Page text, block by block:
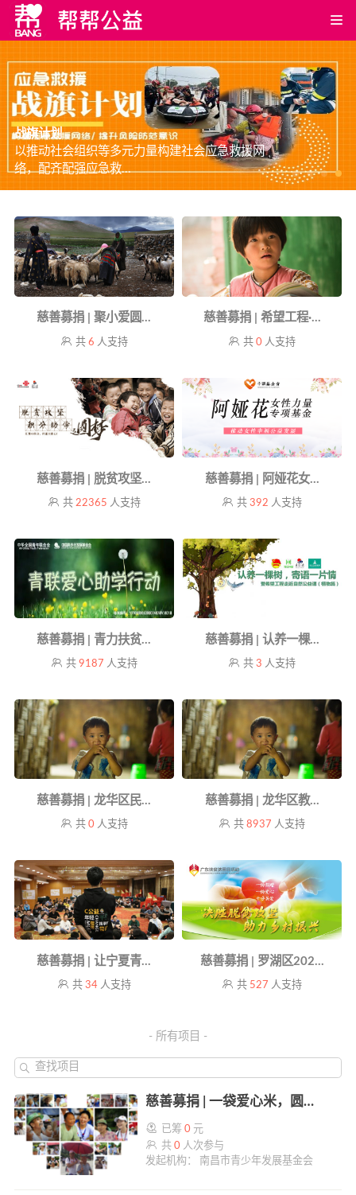
战旗计划
以推动社会组织等多元力量构建社会应急救援网
络，配齐配强应急救...
慈善募捐 | 聚小爱圆...
共 6 人支持
慈善募捐 | 希望工程·...
共0 人支持
慈善募捐 | 脱贫攻坚...
共 22365 人支持
慈善募捐 | 阿娅花女...
共392 人支持
慈善募捐 | 青力扶贫...
共 9187 人支持
慈善募捐 | 认养一棵...
共3 人支持
慈善募捐 | 龙华区民...
共 0 人支持
慈善募捐 | 龙华区教...
共8937 人支持
慈善募捐 | 让宁夏青...
共 34人支持
慈善募捐 | 罗湖区202...
共 527 人支持
- 所有项目 -
查找项目
慈善募捐 | 一袋爱心米，圆孤寡老人的游园梦 | 帮帮公益
已筹0 元
共0 人次参与
发起机构： 南昌市青少年发展基金会